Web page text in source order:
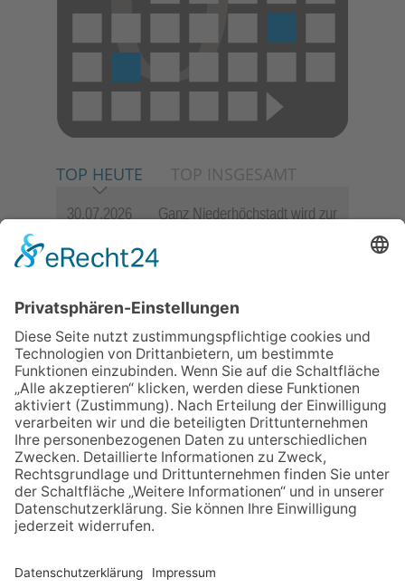
TOP HEUTE TOP INSGESAMT
30.07.2026
Ganz Niederhöchstadt wird zur
06.08.2026
Jugendchor Hochtaunus
Programm „Changes“
mit Werken von Walter
Wachsmuth
23.07.2026
Zwischen Fachwerk, Wein und
Sommerabend: Der Rettershof
lädt wieder zum Weinfest ein
09.07.2026
Wasserampel steht auf Gelb:
Stadt ruft zum Wassersparen
auf